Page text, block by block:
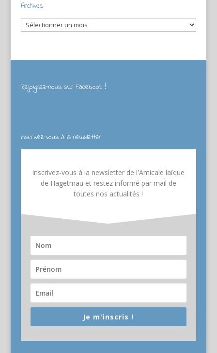
Archives
Archives
Rejoignez-nous sur Facebook !
Inscrivez-vous à la newsletter
Inscrivez-vous à la newsletter de l'Amicale laïque
de Hagetmau et restez informé par mail de
toutes nos actualités !
Je m'inscris !